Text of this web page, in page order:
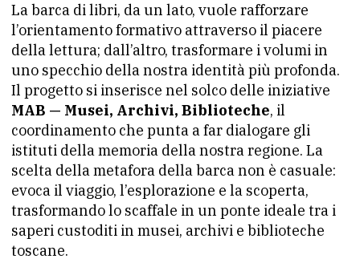
La barca di libri, da un lato, vuole rafforzare
l’orientamento formativo attraverso il piacere
della lettura; dall’altro, trasformare i volumi in
uno specchio della nostra identità più profonda.
Il progetto si inserisce nel solco delle iniziative
MAB — Musei, Archivi, Biblioteche, il
coordinamento che punta a far dialogare gli
istituti della memoria della nostra regione. La
scelta della metafora della barca non è casuale:
evoca il viaggio, l’esplorazione e la scoperta,
trasformando lo scaffale in un ponte ideale tra i
saperi custoditi in musei, archivi e biblioteche
toscane.